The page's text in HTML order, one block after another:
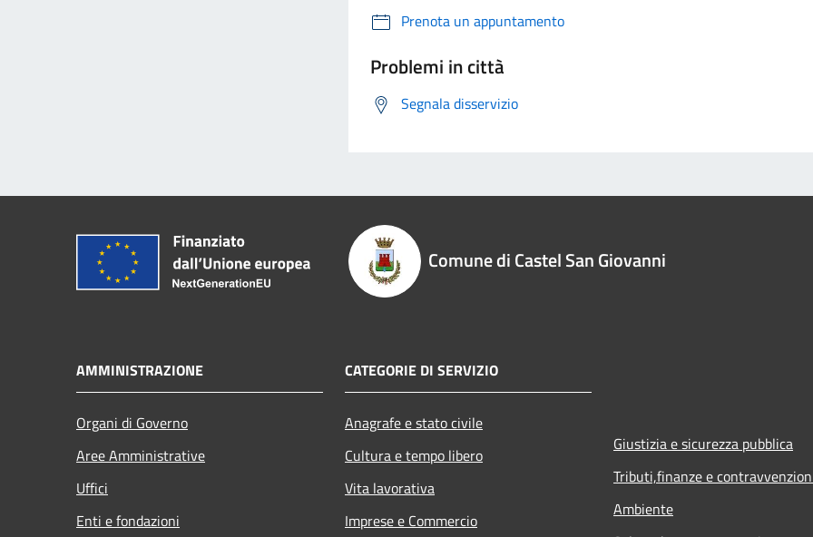
Prenota un appuntamento
Problemi in città
Segnala disservizio
Comune di Castel San Giovanni
AMMINISTRAZIONE
Organi di Governo
Aree Amministrative
Uffici
Enti e fondazioni
CATEGORIE DI SERVIZIO
Anagrafe e stato civile
Cultura e tempo libero
Vita lavorativa
Imprese e Commercio
Giustizia e sicurezza pubblica
Tributi,finanze e
Ambiente